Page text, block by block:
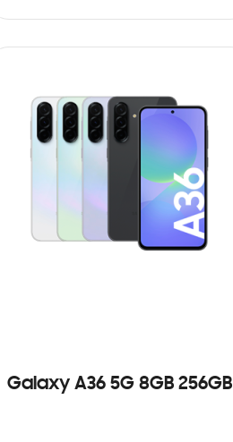
Galaxy A36 5G 8GB 256GB